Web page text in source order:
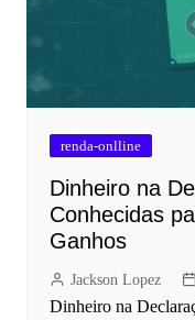
renda-onlline
Dinheiro na
Conhecidas
Ganhos
Jackson Lopez
Dinheiro na